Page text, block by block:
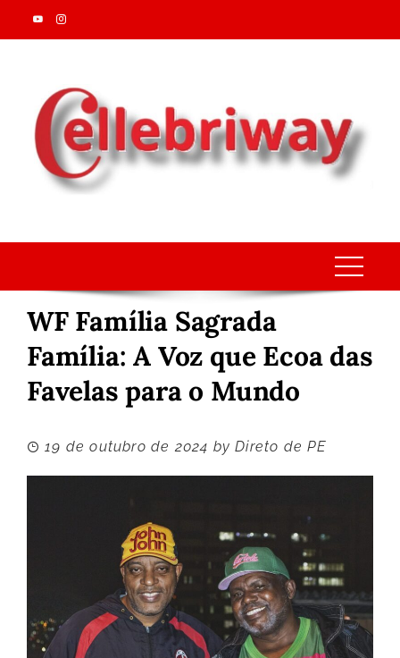
Skip
to
WF Família Sagrada
Família: A Voz que Ecoa das
Favelas para o Mundo
19 de outubro de 2024 byDireto de PE